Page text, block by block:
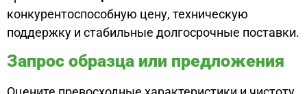
конкурентоспособную цену, техническую
поддержку и стабильные долгосрочные поставки.
Запрос образца или предложения